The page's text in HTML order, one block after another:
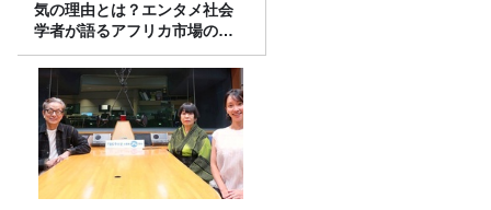
気の理由とは？エンタメ社会
学者が語るアフリカ市場のリ
アル